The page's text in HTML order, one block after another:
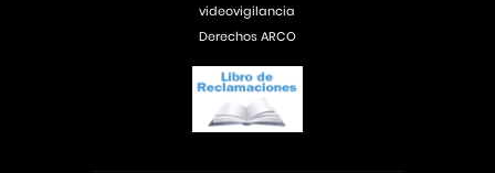
videovigilancia
Derechos ARCO